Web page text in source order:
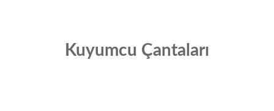
Kuyumcu Çantaları